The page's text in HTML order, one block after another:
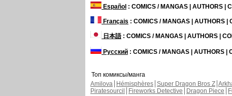
Español : COMICS / MANGAS | AUTHORS |
Français : COMICS / MANGAS | AUTHORS |
日本語: COMICS / MANGAS | AUTHORS |
Русский : COMICS / MANGAS | AUTHORS |
Топ комиксы/манга
Amilova
Hémisphères Super Dragon Bros Z
Piratesourcil
Fireworks Detective Dragon Piece